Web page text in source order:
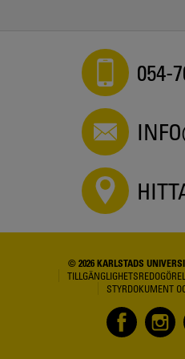
054-
© 2026 KARLSTADS
STYRDOKUMENT